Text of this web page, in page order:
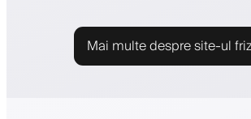
Mai multe despre site-ul